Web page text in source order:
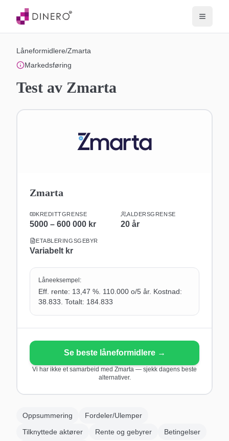
Låneformidlere/Zmarta
Markedsføring
Test av Zmarta
Zmarta
KREDITTGRENSE
5000 – 600 000 kr
ALDERSGRENSE
20 år
ETABLERINGSGEBYR
Variabelt kr
Låneeksempel:
Eff. rente: 13,47 %. 110.000 o/5 år. Kostnad:
38.833. Totalt: 184.833
Se beste låneformidlere→
Vi har ikke et samarbeid med Zmarta — sjekk dagens beste
alternativer.
Oppsummering
Fordeler/Ulemper
Tilknyttede aktører
Rente og gebyrer
Betingelser